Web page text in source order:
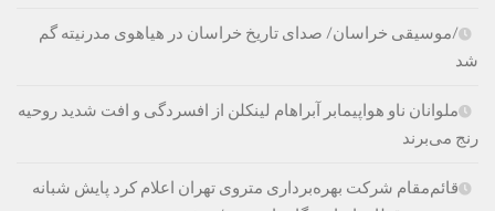
/موسیقی خراسان/ صدای تاریخ خراسان در هیاهوی مدرنیته گم
شد
ملوانان ناو هواپیمابر آبراهام لینکلن از افسردگی و افت شدید روحیه
رنج می‌برند
قائم‌مقام شرکت بهره‌برداری متروی تهران اعلام کرد پایش شبانه